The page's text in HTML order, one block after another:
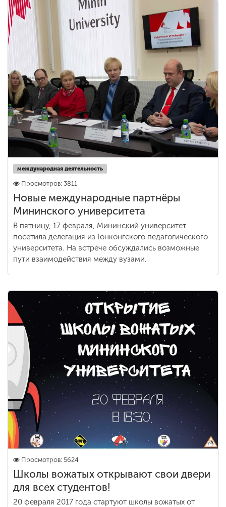
международная деятельность
Просмотров: 3811
Новые международные партнёры
Мининского университета
В пятницу, 17 февраля, Мининский университет
посетила делегация из Гонконгского педагогического
университета. На встрече обсуждались возможные
пути взаимодействия между вузами.
Просмотров: 5624
Школы вожатых открывают свои двери
для всех студентов!
20 февраля 2017 года стартуют школы вожатых от